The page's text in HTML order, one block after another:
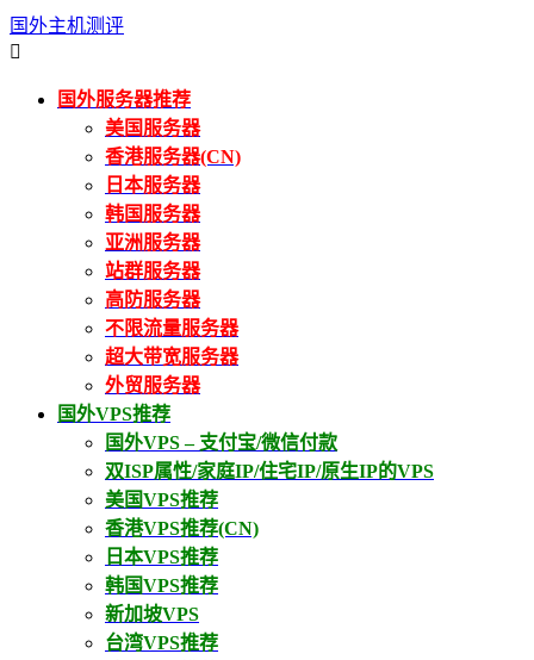
国外主机测评

国外服务器推荐
美国服务器
香港服务器(CN)
日本服务器
韩国服务器
亚洲服务器
站群服务器
高防服务器
不限流量服务器
超大带宽服务器
外贸服务器
国外VPS推荐
国外VPS – 支付宝/微信付款
双ISP属性/家庭IP/住宅IP/原生IP的VPS
美国VPS推荐
香港VPS推荐(CN)
日本VPS推荐
韩国VPS推荐
新加坡VPS
台湾VPS推荐